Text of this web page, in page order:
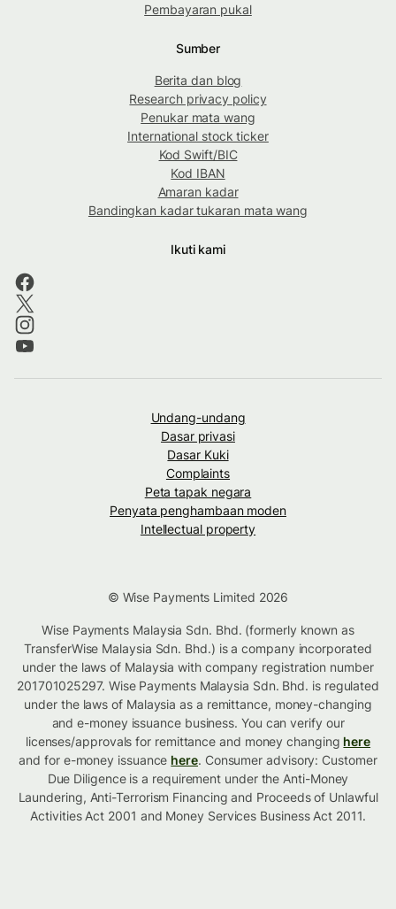
Pembayaran pukal
Sumber
Berita dan blog
Research privacy policy
Penukar mata wang
International stock ticker
Kod Swift/BIC
Kod IBAN
Amaran kadar
Bandingkan kadar tukaran mata wang
Ikuti kami
Undang-undang
Dasar privasi
Dasar Kuki
Complaints
Peta tapak negara
Penyata penghambaan moden
Intellectual property
© Wise Payments Limited 2026
Wise Payments Malaysia Sdn. Bhd. (formerly known as
TransferWise Malaysia Sdn. Bhd.) is a company incorporated
under the laws of Malaysia with company registration number
201701025297. Wise Payments Malaysia Sdn. Bhd. is regulated
under the laws of Malaysia as a remittance, money-changing
and e-money issuance business. You can verify our
licenses/approvals for remittance and money changing here
and for e-money issuance here. Consumer advisory: Customer
Due Diligence is a requirement under the Anti-Money
Laundering, Anti-Terrorism Financing and Proceeds of Unlawful
Activities Act 2001 and Money Services Business Act 2011.